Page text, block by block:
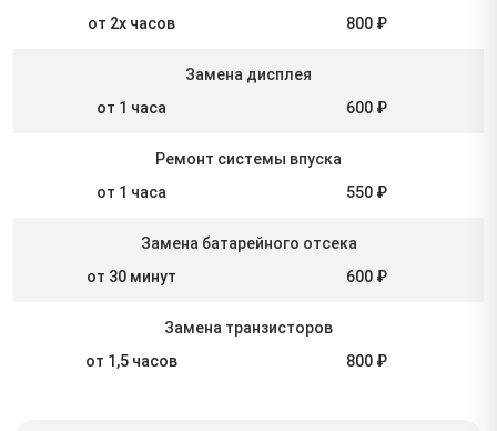
от 2х часов
800 ₽
Замена дисплея
от 1 часа
600 ₽
Ремонт системы впуска
от 1 часа
550 ₽
Замена батарейного отсека
от 30 минут
600 ₽
Замена транзисторов
от 1,5 часов
800 ₽